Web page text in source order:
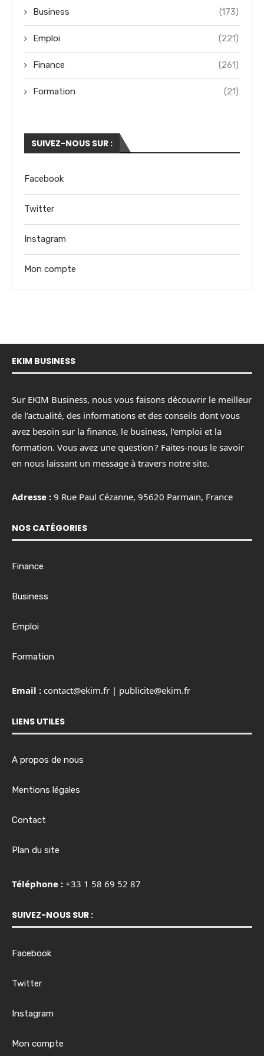
Business (173)
Emploi (221)
Finance (261)
Formation (21)
SUIVEZ-NOUS SUR :
Facebook
Twitter
Instagram
Mon compte
EKIM BUSINESS
Sur EKIM Business, nous vous faisons découvrir le meilleur
de l’actualité, des informations et des conseils dont vous
avez besoin sur la finance, le business, l’emploi et la
formation. Vous avez une question ? Faites-nous le savoir
en nous laissant un message à travers notre site.
Adresse : 9 Rue Paul Cézanne, 95620 Parmain, France
NOS CATÉGORIES
Finance
Business
Emploi
Formation
Email : contact@ekim.fr | publicite@ekim.fr
LIENS UTILES
A propos de nous
Mentions légales
Contact
Plan du site
Téléphone : +33 1 58 69 52 87
SUIVEZ-NOUS SUR :
Facebook
Twitter
Instagram
Mon compte